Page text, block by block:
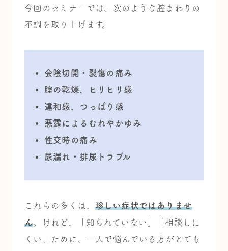
今回のセミナーでは、次のような腟まわりの
不調を取り上げます。
会陰切開・裂傷の痛み
腟の乾燥、ヒリヒリ感
違和感、つっぱり感
悪露によるむれやかゆみ
性交時の痛み
尿漏れ・排尿トラブル
これらの多くは、 珍しい症状ではありませ
ん。
けれど、「知られていない」「相談しに
くい」ために、 一人で悩んでいる方がとても